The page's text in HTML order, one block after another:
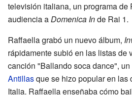
televisión italiana, un programa de
audiencia aDomenica Inde Rai 1.
Raffaella grabó un nuevo álbum,
rápidamente subió en las listas de
canción "Ballando soca dance",
Antillasque se hizo popular en las
Italia. Raffaella enseñaba cómo